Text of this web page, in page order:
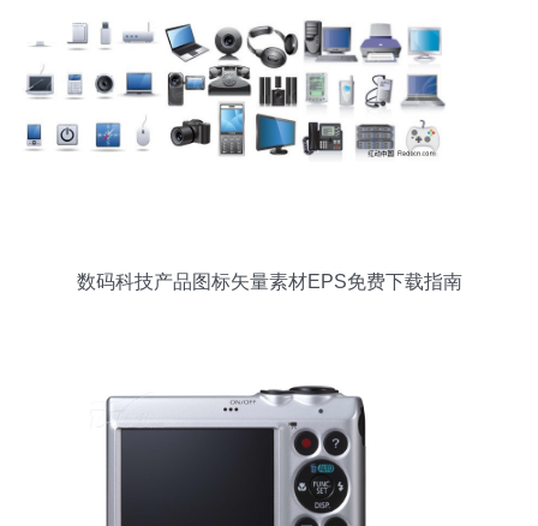
数码科技产品图标矢量素材EPS免费下载指南